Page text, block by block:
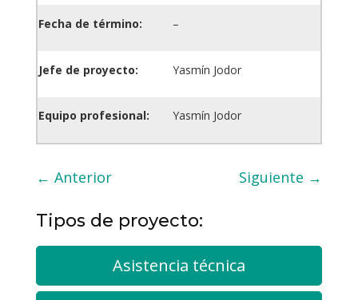
Fecha de término: –
Jefe de proyecto: Yasmín Jodor
Equipo profesional: Yasmín Jodor
← Anterior Siguiente →
Tipos de proyecto:
Asistencia técnica